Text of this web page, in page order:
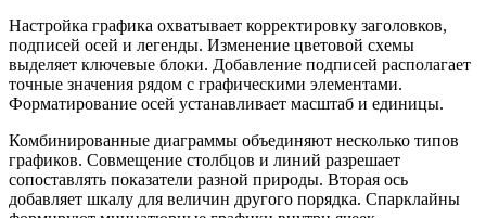
Настройка графика охватывает корректировку заголовков,
подписей осей и легенды. Изменение цветовой схемы
выделяет ключевые блоки. Добавление подписей располагает
точные значения рядом с графическими элементами.
Форматирование осей устанавливает масштаб и единицы.
Комбинированные диаграммы объединяют несколько типов
графиков. Совмещение столбцов и линий разрешает
сопоставлять показатели разной природы. Вторая ось
добавляет шкалу для величин другого порядка. Спарклайны